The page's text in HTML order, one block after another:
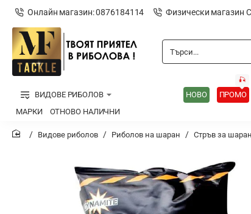
Онлайн магазин: 0876184114 Физически магазин
Търси...
ВИДОВЕ РИБОЛОВ НОВО ПРОМО
🎣
МАРКИ
ОТНОВО НАЛИЧНИ
Видове риболов Риболов на шаран Стръв за